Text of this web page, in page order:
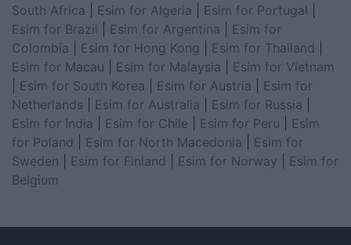
South Africa
Esim for Algeria Esim for Portugal
Esim for Brazil
Esim for Argentina
Esim for
Colombia
Esim for Hong Kong Esim for Thailand
Esim for Macau
Esim for Malaysia
Esim for Vietnam
Esim for South Korea Esim for Austria
Esim for
Netherlands
Esim for Australia Esim for Russia
Esim for India
Esim for Chile Esim for Peru
Esim
for Poland
Esim for North Macedonia
Esim for
Sweden
Esim for Finland Esim for Norway
Esim for
Belgium